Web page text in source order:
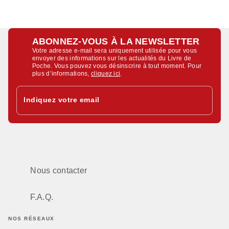
ABONNEZ-VOUS À LA NEWSLETTER
Votre adresse e-mail sera uniquement utilisée pour vous
envoyer des informations sur les actualités du Livre de
Poche. Vous pouvez vous désinscrire à tout moment. Pour
plus d’informations,cliquez ici
Indiquez votre email
Nous contacter
F.A.Q.
NOS RÉSEAUX